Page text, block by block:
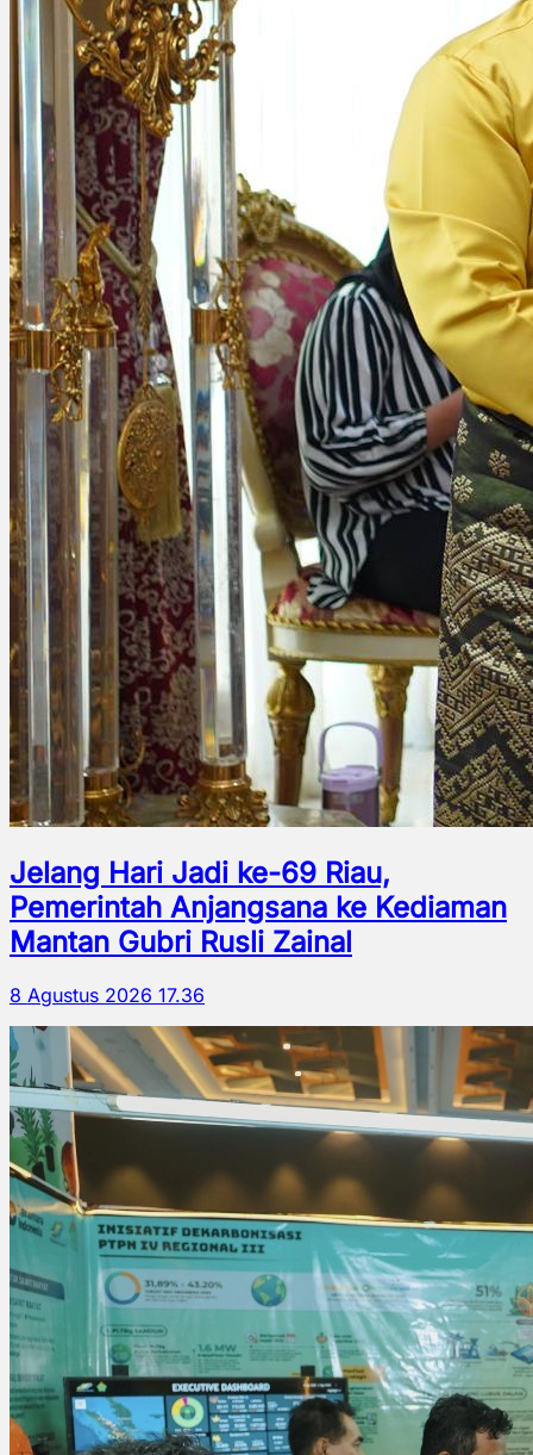
Jelang Hari Jadi ke-69 Riau,
Pemerintah Anjangsana ke Kediaman
Mantan Gubri Rusli Zainal
8 Agustus 2026 17.36